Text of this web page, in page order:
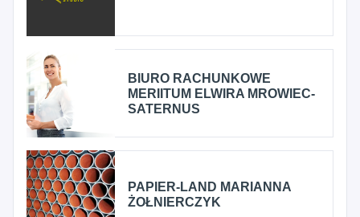
BIURO RACHUNKOWE
MERIITUM ELWIRA MROWIEC-
SATERNUS
PAPIER-LAND MARIANNA
ŻOŁNIERCZYK